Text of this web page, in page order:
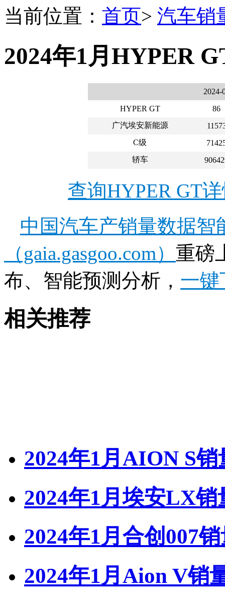
当前位置： 首页> 汽车销
2024年1月HYPER
2024-
HYPER GT
86
广汽埃安新能源
C级
轿车
查询HYPER GT
中国汽车产销量数据
（gaia.gasgoo.com） 重磅
布、智能预测分析， 一键
相关推荐
2024年1月AION S销
2024年1月埃安LX销
2024年1月合创007
2024年1月Aion V销